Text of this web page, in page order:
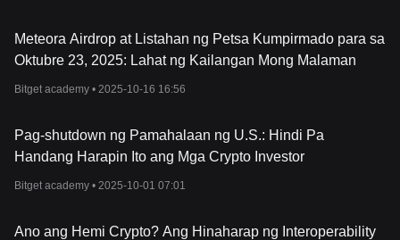
Meteora Airdrop at Listahan ng Petsa Kumpirmado para sa
Oktubre 23, 2025: Lahat ng Kailangan Mong Malaman
Bitget academy • 2025-10-16 16:56
Pag-shutdown ng Pamahalaan ng U.S.: Hindi Pa
Handang Harapin Ito ang Mga Crypto Investor
Bitget academy • 2025-10-01 07:01
Ano ang Hemi Crypto? Ang Hinaharap ng Interoperability